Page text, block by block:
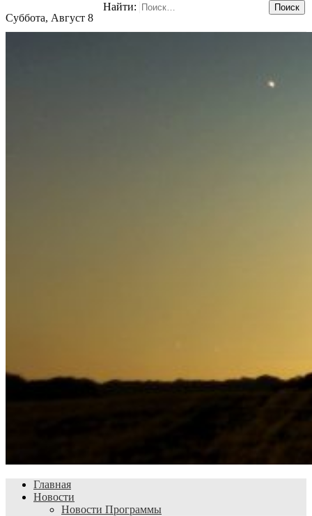
Суббота, Август 8
Найти:
Главная
Новости
Новости Программы